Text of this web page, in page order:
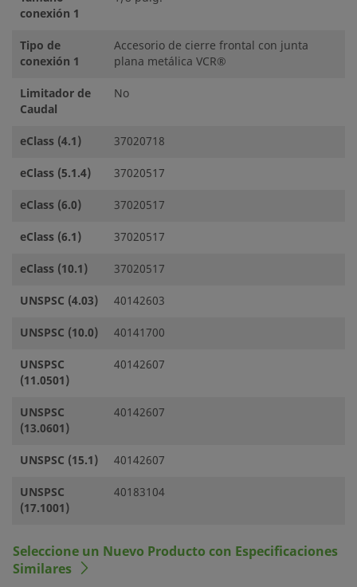
conexión 1
Tipo de
conexión 1
Accesorio de cierre frontal con junta
plana metálica VCR®
Limitador de
Caudal
No
eClass (4.1)
37020718
eClass (5.1.4)
37020517
eClass (6.0)
37020517
eClass (6.1)
37020517
eClass (10.1)
37020517
UNSPSC (4.03)
40142603
UNSPSC (10.0)
40141700
UNSPSC
(11.0501)
40142607
UNSPSC
(13.0601)
40142607
UNSPSC (15.1)
40142607
UNSPSC
(17.1001)
40183104
Seleccione un Nuevo Producto con Especificaciones
Similares